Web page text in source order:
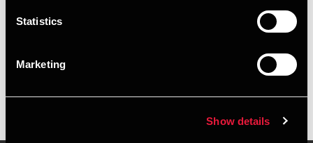
Statistics
Marketing
Show details
Pas på lokale momsregler ved monteringsarbejder i
HENT PUBLIKATION